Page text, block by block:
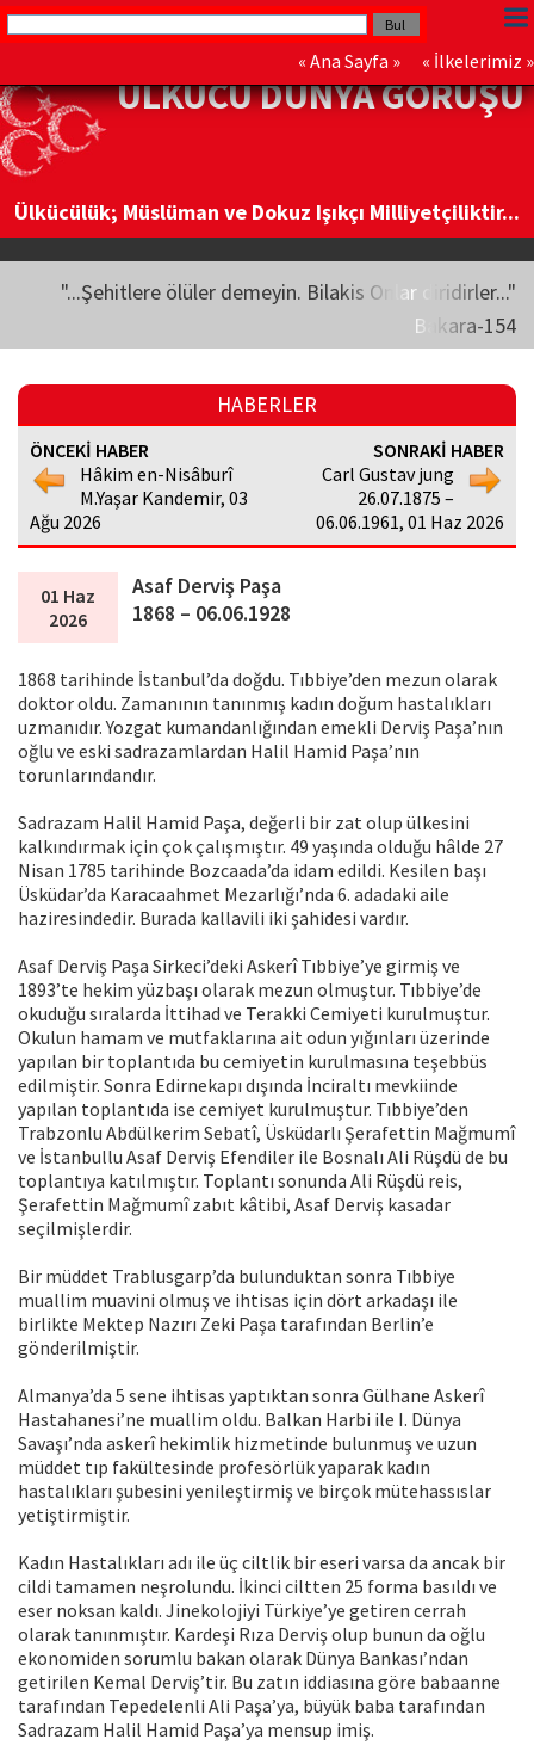
« Ana Sayfa » « İlkelerimiz »
ÜLKÜCÜ DÜNYA GÖRÜŞÜ
Ülkücülük; Müslüman ve Dokuz Işıkçı Milliyetçiliktir...
"...Şehitlere ölüler demeyin. Bilakis Onlar diridirler..."
Bakara-154
HABERLER
ÖNCEKİ HABER
Hâkim en-Nisâburî
M.Yaşar Kandemir, 03
Ağu 2026
SONRAKİ HABER
Carl Gustav jung
26.07.1875 –
06.06.1961, 01 Haz 2026
01 Haz
2026
Asaf Derviş Paşa
1868 – 06.06.1928
1868 tarihinde İstanbul’da doğdu. Tıbbiye’den mezun olarak
doktor oldu. Zamanının tanınmış kadın doğum hastalıkları
uzmanıdır. Yozgat kumandanlığından emekli Derviş Paşa’nın
oğlu ve eski sadrazamlardan Halil Hamid Paşa’nın
torunlarındandır.
Sadrazam Halil Hamid Paşa, değerli bir zat olup ülkesini
kalkındırmak için çok çalışmıştır. 49 yaşında olduğu hâlde 27
Nisan 1785 tarihinde Bozcaada’da idam edildi. Kesilen başı
Üsküdar’da Karacaahmet Mezarlığı’nda 6. adadaki aile
haziresindedir. Burada kallavili iki şahidesi vardır.
Asaf Derviş Paşa Sirkeci’deki Askerî Tıbbiye’ye girmiş ve
1893’te hekim yüzbaşı olarak mezun olmuştur. Tıbbiye’de
okuduğu sıralarda İttihad ve Terakki Cemiyeti kurulmuştur.
Okulun hamam ve mutfaklarına ait odun yığınları üzerinde
yapılan bir toplantıda bu cemiyetin kurulmasına teşebbüs
edilmiştir. Sonra Edirnekapı dışında İnciraltı mevkiinde
yapılan toplantıda ise cemiyet kurulmuştur. Tıbbiye’den
Trabzonlu Abdülkerim Sebatî, Üsküdarlı Şerafettin Mağmumî
ve İstanbullu Asaf Derviş Efendiler ile Bosnalı Ali Rüşdü de bu
toplantıya katılmıştır. Toplantı sonunda Ali Rüşdü reis,
Şerafettin Mağmumî zabıt kâtibi, Asaf Derviş kasadar
seçilmişlerdir.
Bir müddet Trablusgarp’da bulunduktan sonra Tıbbiye
muallim muavini olmuş ve ihtisas için dört arkadaşı ile
birlikte Mektep Nazırı Zeki Paşa tarafından Berlin’e
gönderilmiştir.
Almanya’da 5 sene ihtisas yaptıktan sonra Gülhane Askerî
Hastahanesi’ne muallim oldu. Balkan Harbi ile I. Dünya
Savaşı’nda askerî hekimlik hizmetinde bulunmuş ve uzun
müddet tıp fakültesinde profesörlük yaparak kadın
hastalıkları şubesini yenileştirmiş ve birçok mütehassıslar
yetiştirmiştir.
Kadın Hastalıkları adı ile üç ciltlik bir eseri varsa da ancak bir
cildi tamamen neşrolundu. İkinci ciltten 25 forma basıldı ve
eser noksan kaldı. Jinekolojiyi Türkiye’ye getiren cerrah
olarak tanınmıştır. Kardeşi Rıza Derviş olup bunun da oğlu
ekonomiden sorumlu bakan olarak Dünya Bankası’ndan
getirilen Kemal Derviş’tir. Bu zatın iddiasına göre babaanne
tarafından Tepedelenli Ali Paşa’ya, büyük baba tarafından
Sadrazam Halil Hamid Paşa’ya mensup imiş.